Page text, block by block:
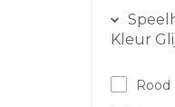
Kleur
Rood